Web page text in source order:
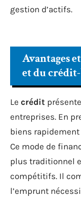
gestion d’actifs.
Avantages
et du
Le crédit
entreprises. En
biens rapidement
Ce mode de
plus traditionnel
compétitifs. Il
l’emprunt